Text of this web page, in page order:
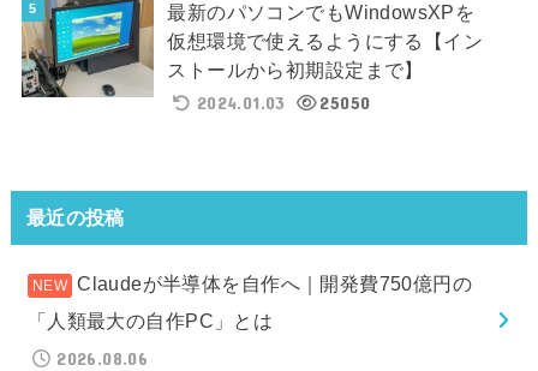
最新のパソコンでもWindowsXPを
仮想環境で使えるようにする【イン
ストールから初期設定まで】
2024.01.03
25050
最近の投稿
Claudeが半導体を自作へ｜開発費750億円の
「人類最大の自作PC」とは
2026.08.06